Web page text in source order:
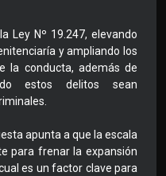
Ley Nº 19.247, elevando
y ampliando los
la conducta, además de
estos delitos sean
apunta a que la escala
para frenar la expansión
es un factor clave para